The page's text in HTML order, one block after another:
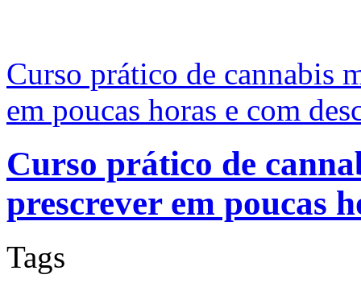
Curso prático de cannabis
em poucas horas e com
Curso prático de
prescrever em poucas
Tags